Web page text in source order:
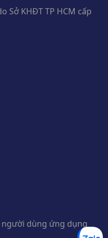
Sở KHĐT TP HCM cấp
dùng ứng dụng